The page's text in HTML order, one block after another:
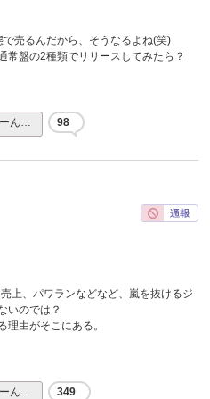
売るんだから、そうなるよね(笑)
常盤の2種類でリリースしてみたら？
ん… 98
上、パワランなどなど、嵐を抜けるジ
いのでは？
理由がそこにある。
ん… 349